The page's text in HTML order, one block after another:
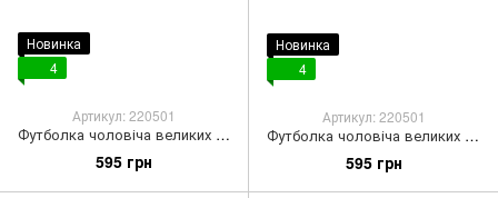
Новинка
4
Артикул: 220501
Футболка чоловіча великих розмірів біла
595 грн
Новинка
4
Артикул: 220501
Футболка чоловіча великих розмірів чорна
595 грн